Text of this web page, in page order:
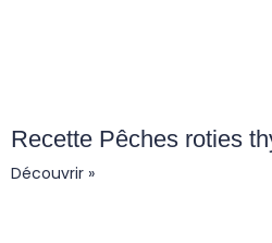
Recette Pêches roties
Découvrir »